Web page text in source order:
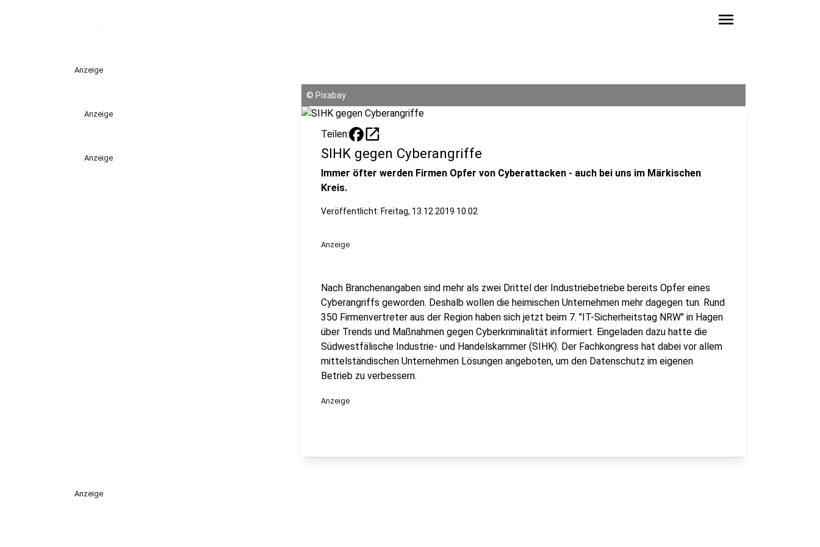
menu
Anzeige
Anzeige
Anzeige
© Pixabay
Teilen: open_in_new
SIHK gegen Cyberangriffe
Immer öfter werden Firmen Opfer von Cyberattacken - auch bei uns im Märkischen
Kreis.
Veröffentlicht: Freitag, 13.12.2019 10:02
Anzeige
Nach Branchenangaben sind mehr als zwei Drittel der Industriebetriebe bereits Opfer eines
Cyberangriffs geworden. Deshalb wollen die heimischen Unternehmen mehr dagegen tun. Rund
350 Firmenvertreter aus der Region haben sich jetzt beim 7. "IT-Sicherheitstag NRW" in Hagen
über Trends und Maßnahmen gegen Cyberkriminalität informiert. Eingeladen dazu hatte die
Südwestfälische Industrie- und Handelskammer (SIHK). Der Fachkongress hat dabei vor allem
mittelständischen Unternehmen Lösungen angeboten, um den Datenschutz im eigenen
Betrieb zu verbessern.
Anzeige
Anzeige